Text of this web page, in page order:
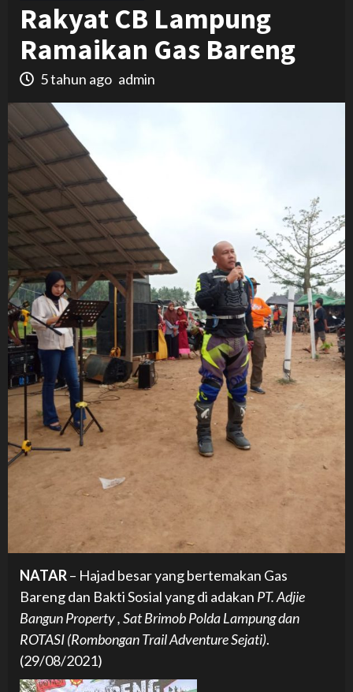
Rakyat CB Lampung
Ramaikan Gas Bareng
5 tahun ago admin
NATAR– Hajad besar yang bertemakan Gas
Bareng dan Bakti Sosial yang di adakan PT. Adjie
Bangun Property , Sat Brimob Polda Lampung dan
ROTASI (Rombongan Trail Adventure Sejati).
(29/08/2021)